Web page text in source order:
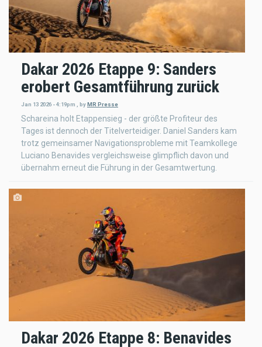
Dakar 2026 Etappe 9: Sanders
erobert Gesamtführung zurück
Jan 13 2026 - 4:19pm byMR Presse
Schareina holt Etappensieg - der größte Profiteur des
Tages ist dennoch der Titelverteidiger. Daniel Sanders kam
trotz gemeinsamer Navigationsprobleme mit Teamkollege
Luciano Benavides vergleichsweise glimpflich davon und
übernahm erneut die Führung in der Gesamtwertung.
Dakar 2026 Etappe 8: Benavides